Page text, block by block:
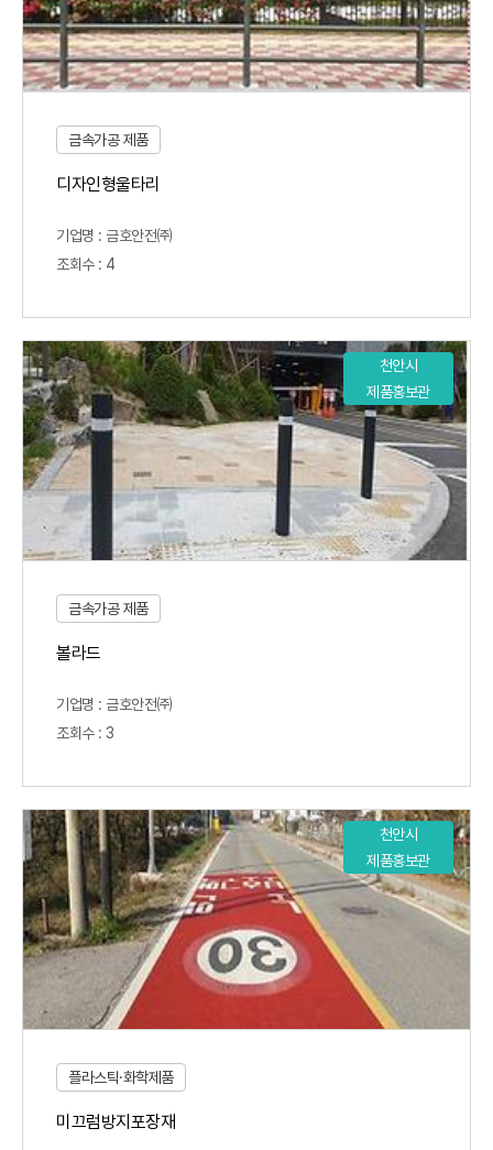
금속가공 제품
디자인형울타리
기업명 : 금호안전㈜
조회수 : 4
천안시
제품홍보관
금속가공 제품
볼라드
기업명 : 금호안전㈜
조회수 : 3
천안시
제품홍보관
플라스틱·화학제품
미끄럼방지포장재